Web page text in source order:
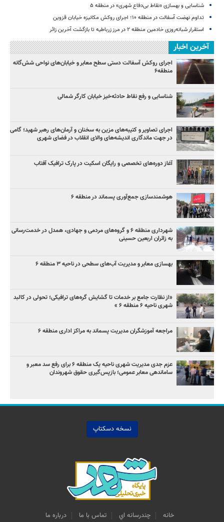
شناسایی و بهسازی «نقاط بی‌دفاع شهری» در منطقه ۵
تداوم نهضت آسفالت در منطقه ۱۰؛ اجرای روکش مکانیزه خیابان قزوین
استقرار شبانه‌روزی خادمین منطقه ۲ در مرز زرباطیه تا بازگشت آخرین زائر
آخرین اخبار
اجرای روکش آسفالت دستی سطح معابر و خیابان‌های نواحی شش‌گانه
منطقه۶
شناسایی و رفع نقاط حادثه‌خیز خیابان کارگر شمالی
اجرای تصاویر و کتیبه‌های مزین به سخنان و آرمان‌های رهبر شهید؛ گامی
در جهت ماندگاری اندیشه‌های والای انقلاب در فضای شهری
آغاز دوره‌های تخصصی و رایگان اسکیت در پارک ترافیک آفتاب
هوشمندسازی جمع‌آوری پسماند در منطقه ۶
شهرداری منطقه ۶ و گروه‌های مردمی و جهادی، همدل در خدمت‌رسانی
به زائران اربعین حسینی
بهسازی معابر و مدیریت آب‌های سطحی در ناحیه ۳ منطقه ۶
«از نظارت جامع بر خدمات تا گشایش گره‌های ترافیکی؛ تحولی در کالبد
شهری ناحیه ۶ منطقه ۶ »
مراجعه آموزشگران مدیریت پسماند به مراکز اداری منطقه ۶
عزم جدی مدیریت شهری ناحیه یک منطقه ۶ برای رفع سد معبر و
ساماندهی معابر عمومی؛ بازپس‌گیری حقوق شهروندان
نسخه دسکتاپ
خانه چندرسانه اي تماس با ما درباره ما